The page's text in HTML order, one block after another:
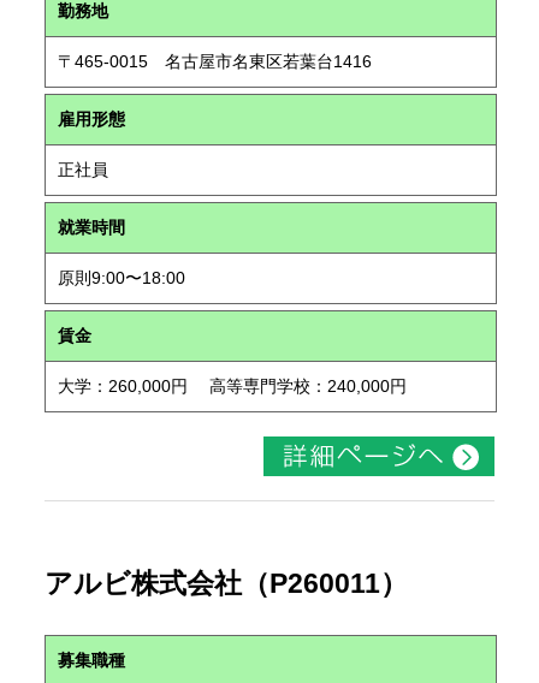
勤務地
〒465-0015 名古屋市名東区若葉台1416
雇用形態
正社員
就業時間
原則9:00〜18:00
賃金
大学：260,000円 高等専門学校：240,000円
アルビ株式会社（P260011）
募集職種